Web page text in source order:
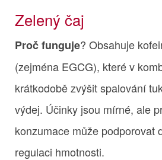
Zelený čaj
Proč funguje? Obsahuje
(zejména EGCG), které v
krátkodobě zvýšit spalování
výdej. Účinky jsou mírné, ale
konzumace může podporovat
regulaci hmotnosti.